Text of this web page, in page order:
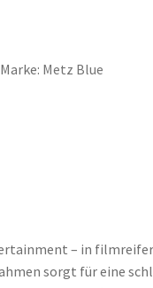
Marke: Metz Blue
– in
sorgt für eine